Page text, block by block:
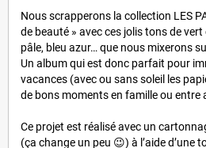
Nous scrapperons la collection LES
de beauté » avec ces jolis tons de vert
pâle, bleu azur… que nous mixerons
Un album qui est donc parfait pour
vacances (avec ou sans soleil les
de bons moments en famille ou entre
Ce projet est réalisé avec un
(ça change un peu 😉) à l’aide d’une